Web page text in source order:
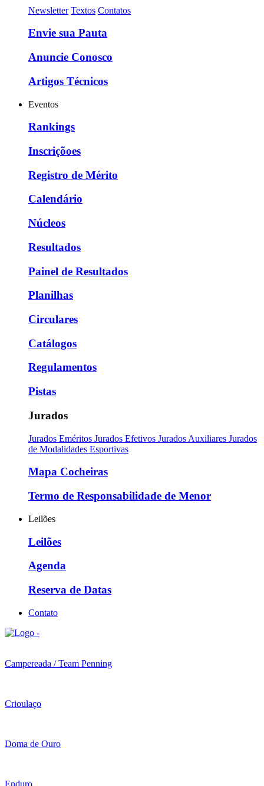
Newsletter Textos Contatos
Envie sua Pauta
Anuncie Conosco
Artigos Técnicos
Eventos
Rankings
Inscriçõoes
Registro de Mérito
Calendário
Núcleos
Resultados
Painel de Resultados
Planilhas
Circulares
Catálogos
Regulamentos
Pistas
Jurados
Jurados Eméritos Jurados Efetivos Jurados Auxiliares Jurados
de Modalidades Esportivas
Mapa Cocheiras
Termo de Responsabilidade de Menor
Leilões
Leilões
Agenda
Reserva de Datas
Contato
Campereada / Team Penning
Crioulaço
Doma de Ouro
Enduro